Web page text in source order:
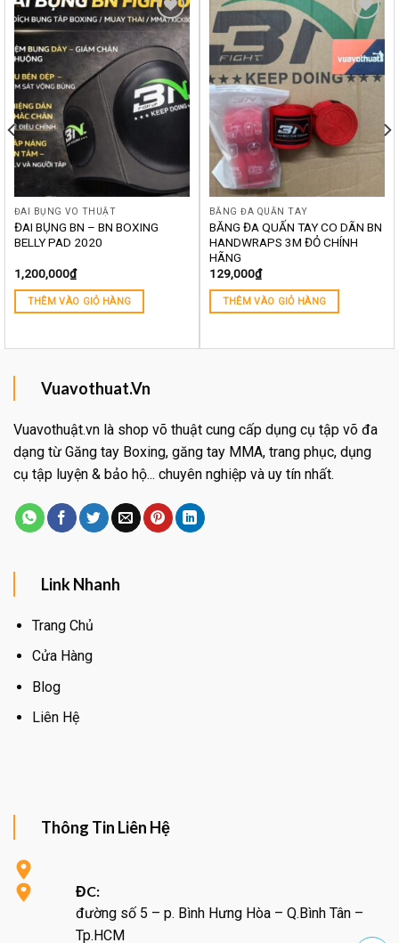
Yêu
thích
ĐAI BỤNG VÕ THUẬT
ĐAI BỤNG BN – BN BOXING
BELLY PAD 2020
1,200,000₫
THÊM VÀO GIỎ HÀNG
Yêu
thích
BĂNG ĐA QUẤN TAY
BĂNG ĐA QUẤN TAY CO DÃN BN
HANDWRAPS 3M ĐỎ CHÍNH
HÃNG
129,000₫
THÊM VÀO GIỎ HÀNG
Vuavothuat.Vn
Vuavothuật.vn là shop võ thuật cung cấp dụng cụ tập võ đa
dạng từ Găng tay Boxing, găng tay MMA, trang phục, dụng
cụ tập luyện & bảo hộ... chuyên nghiệp và uy tín nhất.
Link Nhanh
Trang Chủ
Cửa Hàng
Blog
Liên Hệ
Thông Tin Liên Hệ
ĐC:
đường số 5 – p. Bình Hưng Hòa – Q.Bình Tân –
Tp.HCM